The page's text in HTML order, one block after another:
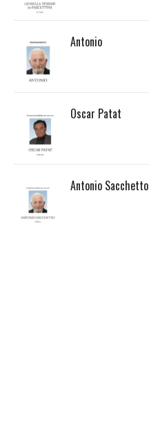
Antonio
Oscar Patat
Antonio Sacchetto